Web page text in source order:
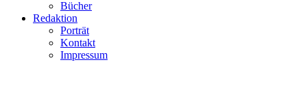
Bücher
Redaktion
Porträt
Kontakt
Impressum